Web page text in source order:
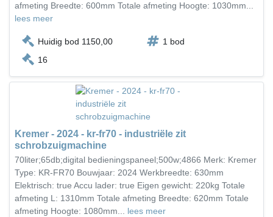
afmeting Breedte: 600mm Totale afmeting Hoogte: 1030mm...
lees meer
Huidig bod 1150,00
1 bod
16
Kremer - 2024 - kr-fr70 - industriële zit
schrobzuigmachine
70liter;65db;digital bedieningspaneel;500w;4866 Merk: Kremer
Type: KR-FR70 Bouwjaar: 2024 Werkbreedte: 630mm
Elektrisch: true Accu lader: true Eigen gewicht: 220kg Totale
afmeting L: 1310mm Totale afmeting Breedte: 620mm Totale
afmeting Hoogte: 1080mm... lees meer